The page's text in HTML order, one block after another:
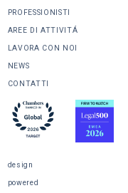
PROFESSIONISTI
AREE DI ATTIVITÁ
LAVORA CON NOI
NEWS
CONTATTI
design
powered